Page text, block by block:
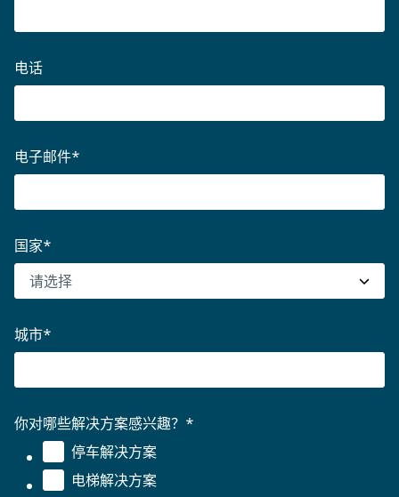
电话
电子邮件*
国家*
城市*
你对哪些解决方案感兴趣？ *
停车解决方案
电梯解决方案